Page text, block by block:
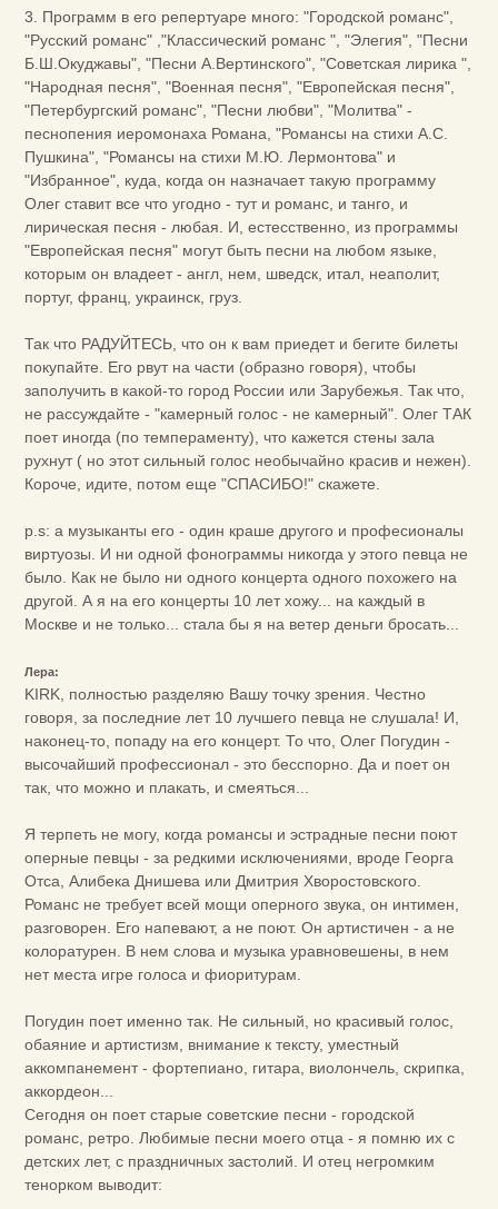
3. Программ в его репертуаре много: "Городской романс",
"Русский романс" ,"Классический романс ", "Элегия", "Песни
Б.Ш.Окуджавы", "Песни А.Вертинского", "Советская лирика ",
"Народная песня", "Военная песня", "Европейская песня",
"Петербургский романс", "Песни любви", "Молитва" -
песнопения иеромонаха Романа, "Романсы на стихи А.С.
Пушкина", "Романсы на стихи М.Ю. Лермонтова" и
"Избранное", куда, когда он назначает такую программу
Олег ставит все что угодно - тут и романс, и танго, и
лирическая песня - любая. И, естесственно, из программы
"Европейская песня" могут быть песни на любом языке,
которым он владеет - англ, нем, шведск, итал, неаполит,
португ, франц, украинск, груз.
Так что РАДУЙТЕСЬ, что он к вам приедет и бегите билеты
покупайте. Его рвут на части (образно говоря), чтобы
заполучить в какой-то город России или Зарубежья. Так что,
не рассуждайте - "камерный голос - не камерный". Олег ТАК
поет иногда (по темпераменту), что кажется стены зала
рухнут ( но этот сильный голос необычайно красив и нежен).
Короче, идите, потом еще "СПАСИБО!" скажете.
p.s: а музыканты его - один краше другого и професионалы
виртуозы. И ни одной фонограммы никогда у этого певца не
было. Как не было ни одного концерта одного похожего на
другой. А я на его концерты 10 лет хожу... на каждый в
Москве и не только... стала бы я на ветер деньги бросать...
Лера:
KIRK, полностью разделяю Вашу точку зрения. Честно
говоря, за последние лет 10 лучшего певца не слушала! И,
наконец-то, попаду на его концерт. То что, Олег Погудин -
высочайший профессионал - это бесспорно. Да и поет он
так, что можно и плакать, и смеяться...
Я терпеть не могу, когда романсы и эстрадные песни поют
оперные певцы - за редкими исключениями, вроде Георга
Отса, Алибека Днишева или Дмитрия Хворостовского.
Романс не требует всей мощи оперного звука, он интимен,
разговорен. Его напевают, а не поют. Он артистичен - а не
колоратурен. В нем слова и музыка уравновешены, в нем
нет места игре голоса и фиоритурам.
Погудин поет именно так. Не сильный, но красивый голос,
обаяние и артистизм, внимание к тексту, уместный
аккомпанемент - фортепиано, гитара, виолончель, скрипка,
аккордеон...
Сегодня он поет старые советские песни - городской
романс, ретро. Любимые песни моего отца - я помню их с
детских лет, с праздничных застолий. И отец негромким
тенорком выводит: